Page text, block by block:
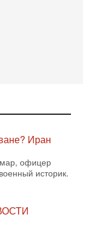
дорогой
Иран
офицер
историк.